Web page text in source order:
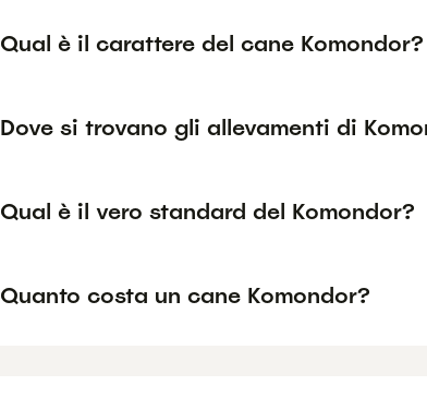
Qual è il carattere del cane Komondor?
Dove si trovano gli allevamenti di
Qual è il vero standard del Komondor?
Quanto costa un cane Komondor?